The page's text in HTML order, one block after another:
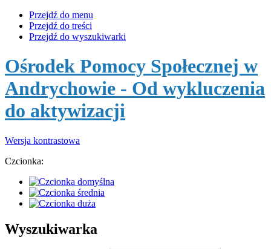
Przejdź do menu
Przejdź do treści
Przejdź do wyszukiwarki
Ośrodek Pomocy Społecznej w
Andrychowie - Od wykluczenia
do aktywizacji
Wersja kontrastowa
Czcionka:
Wyszukiwarka